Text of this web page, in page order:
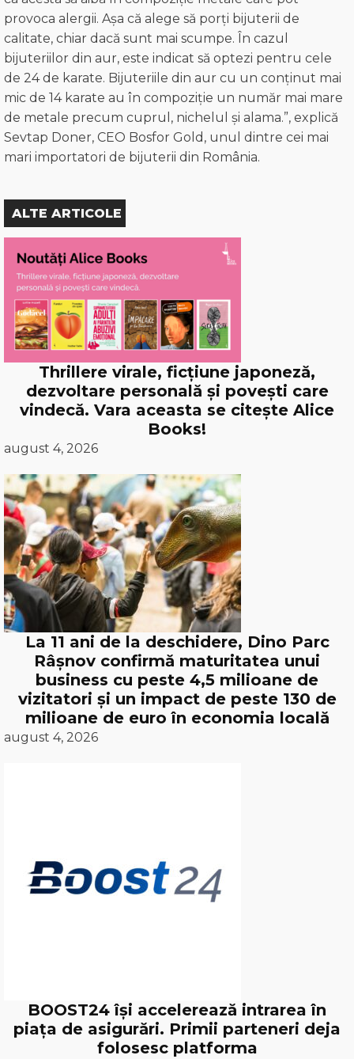
provoca alergii. Așa că alege să porți bijuterii de
calitate, chiar dacă sunt mai scumpe. În cazul
bijuteriilor din aur, este indicat să optezi pentru cele
de 24 de karate. Bijuteriile din aur cu un conținut mai
mic de 14 karate au în compoziție un număr mai mare
de metale precum cuprul, nichelul și alama.”, explică
Sevtap Doner, CEO Bosfor Gold, unul dintre cei mai
mari importatori de bijuterii din România.
ALTE ARTICOLE
Thrillere virale, ficțiune japoneză,
dezvoltare personală și povești care
vindecă. Vara aceasta se citește Alice
Books!
august 4, 2026
La 11 ani de la deschidere, Dino Parc
Râșnov confirmă maturitatea unui
business cu peste 4,5 milioane de
vizitatori și un impact de peste 130 de
milioane de euro în economia locală
august 4, 2026
BOOST24 își accelerează intrarea în
piața de asigurări. Primii parteneri deja
folosesc platforma